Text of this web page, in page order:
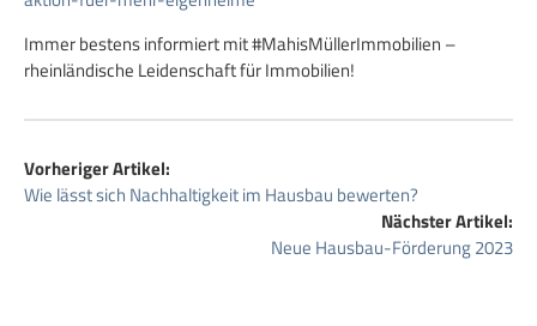
Immer bestens informiert mit #MahisMüllerImmobilien –
rheinländische Leidenschaft für Immobilien!
Vorheriger Artikel:
Wie lässt sich Nachhaltigkeit im Hausbau bewerten?
Nächster Artikel:
Neue Hausbau-Förderung 2023